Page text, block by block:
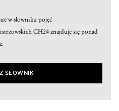
w słowniku pojęć
CH24 znajduje się ponad
SŁOWNIK